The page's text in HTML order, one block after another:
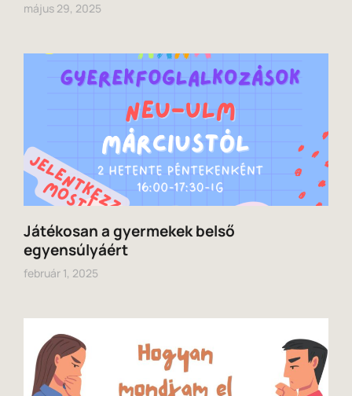
május 29, 2025
Játékosan a gyermekek belső
egyensúlyáért
február 1, 2025